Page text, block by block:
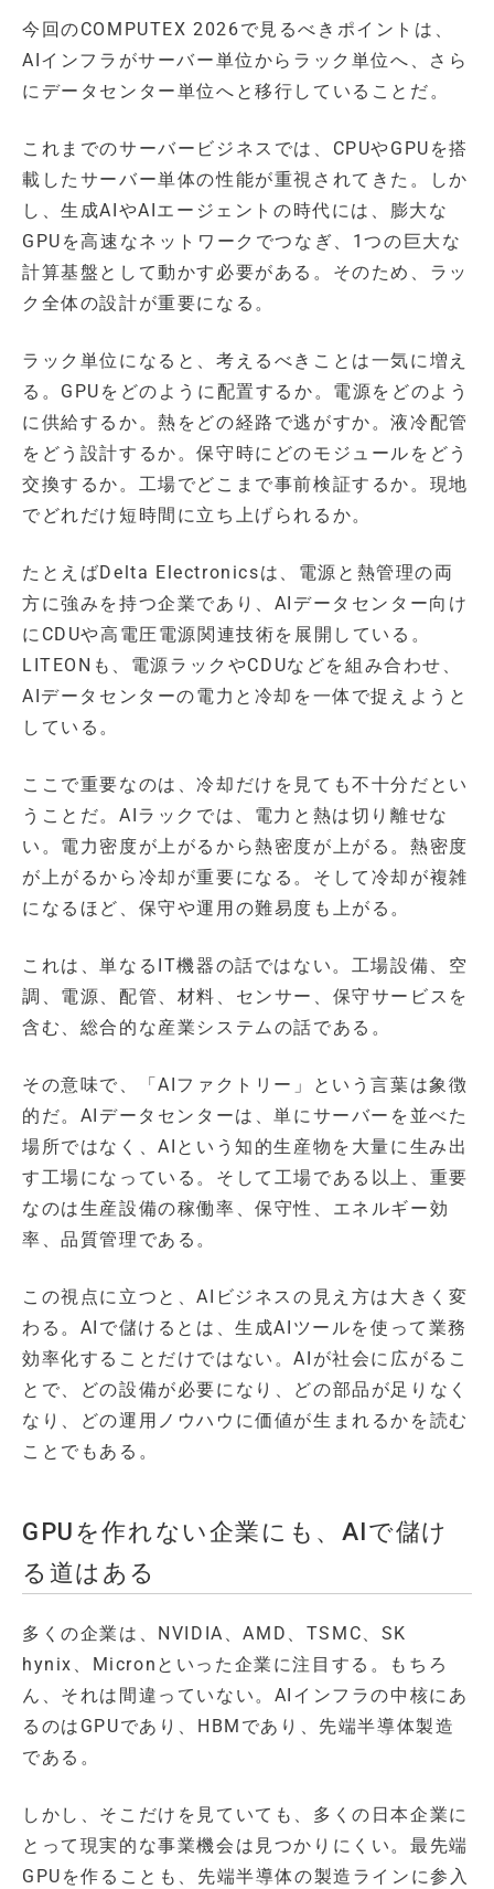
今回のCOMPUTEX 2026で見るべきポイントは、
AIインフラがサーバー単位からラック単位へ、さら
にデータセンター単位へと移行していることだ。
これまでのサーバービジネスでは、CPUやGPUを搭
載したサーバー単体の性能が重視されてきた。しか
し、生成AIやAIエージェントの時代には、膨大な
GPUを高速なネットワークでつなぎ、1つの巨大な
計算基盤として動かす必要がある。そのため、ラッ
ク全体の設計が重要になる。
ラック単位になると、考えるべきことは一気に増え
る。GPUをどのように配置するか。電源をどのよう
に供給するか。熱をどの経路で逃がすか。液冷配管
をどう設計するか。保守時にどのモジュールをどう
交換するか。工場でどこまで事前検証するか。現地
でどれだけ短時間に立ち上げられるか。
たとえばDelta Electronicsは、電源と熱管理の両
方に強みを持つ企業であり、AIデータセンター向け
にCDUや高電圧電源関連技術を展開している。
LITEONも、電源ラックやCDUなどを組み合わせ、
AIデータセンターの電力と冷却を一体で捉えようと
している。
ここで重要なのは、冷却だけを見ても不十分だとい
うことだ。AIラックでは、電力と熱は切り離せな
い。電力密度が上がるから熱密度が上がる。熱密度
が上がるから冷却が重要になる。そして冷却が複雑
になるほど、保守や運用の難易度も上がる。
これは、単なるIT機器の話ではない。工場設備、空
調、電源、配管、材料、センサー、保守サービスを
含む、総合的な産業システムの話である。
その意味で、「AIファクトリー」という言葉は象徴
的だ。AIデータセンターは、単にサーバーを並べた
場所ではなく、AIという知的生産物を大量に生み出
す工場になっている。そして工場である以上、重要
なのは生産設備の稼働率、保守性、エネルギー効
率、品質管理である。
この視点に立つと、AIビジネスの見え方は大きく変
わる。AIで儲けるとは、生成AIツールを使って業務
効率化することだけではない。AIが社会に広がるこ
とで、どの設備が必要になり、どの部品が足りなく
なり、どの運用ノウハウに価値が生まれるかを読む
ことでもある。
GPUを作れない企業にも、AIで儲け
る道はある
多くの企業は、NVIDIA、AMD、TSMC、SK
hynix、Micronといった企業に注目する。もちろ
ん、それは間違っていない。AIインフラの中核にあ
るのはGPUであり、HBMであり、先端半導体製造
である。
しかし、そこだけを見ていても、多くの日本企業に
とって現実的な事業機会は見つかりにくい。最先端
GPUを作ることも、先端半導体の製造ラインに参入